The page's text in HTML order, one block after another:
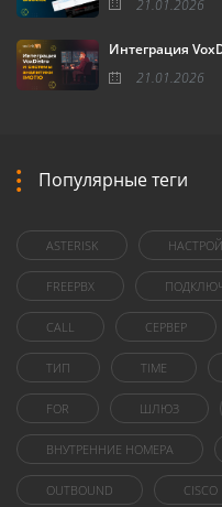
21.01.2026
Интеграция
21.01.2026
Популярные теги
ASTERISK
FREEPBX
CALL СЕРВЕР
ТИП TIME
FOR ШЛЮЗ
ВНУТРЕННИЕ НОМЕРА
OUTBOUND CISCO